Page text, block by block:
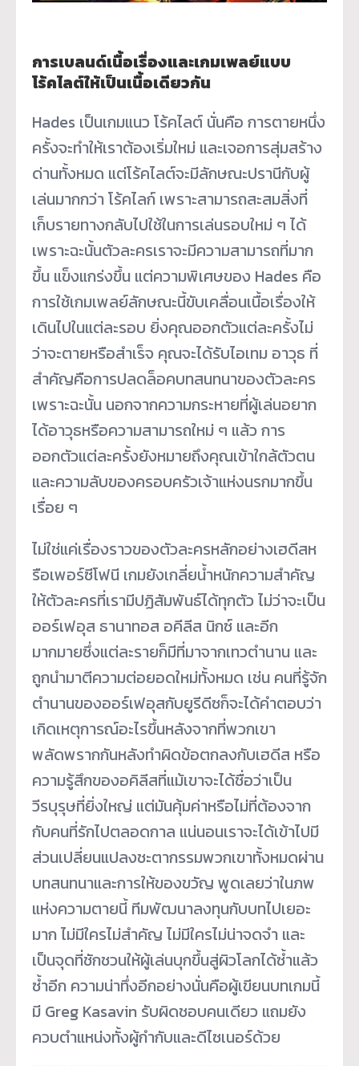
การเบลนด์เนื้อเรื่องและเกมเพลย์แบบ
โร้คไลต์ให้เป็นเนื้อเดียวกัน
Hades เป็นเกมแนว โร้คไลต์ นั่นคือ การตายหนึ่ง
ครั้งจะทำให้เราต้องเริ่มใหม่ และเจอการสุ่มสร้าง
ด่านทั้งหมด แต่โร้คไลต์จะมีลักษณะปรานีกับผู้
เล่นมากกว่า โร้คไลก์ เพราะสามารถสะสมสิ่งที่
เก็บรายทางกลับไปใช้ในการเล่นรอบใหม่ ๆ ได้
เพราะฉะนั้นตัวละครเราจะมีความสามารถที่มาก
ขึ้น แข็งแกร่งขึ้น แต่ความพิเศษของ Hades คือ
การใช้เกมเพลย์ลักษณะนี้ขับเคลื่อนเนื้อเรื่องให้
เดินไปในแต่ละรอบ ยิ่งคุณออกตัวแต่ละครั้งไม่
ว่าจะตายหรือสำเร็จ คุณจะได้รับไอเทม อาวุธ ที่
สำคัญคือการปลดล็อคบทสนทนาของตัวละคร
เพราะฉะนั้น นอกจากความกระหายที่ผู้เล่นอยาก
ได้อาวุธหรือความสามารถใหม่ ๆ แล้ว การ
ออกตัวแต่ละครั้งยังหมายถึงคุณเข้าใกล้ตัวตน
และความลับของครอบครัวเจ้าแห่งนรกมากขึ้น
เรื่อย ๆ
ไม่ใช่แค่เรื่องราวของตัวละครหลักอย่างเฮดีสห
รือเพอร์ซีโฟนี เกมยังเกลี่ยน้ำหนักความสำคัญ
ให้ตัวละครที่เรามีปฏิสัมพันธ์ได้ทุกตัว ไม่ว่าจะเป็น
ออร์เฟอุส ธานาทอส อคีลีส นิกซ์ และอีก
มากมายซึ่งแต่ละรายก็มีที่มาจากเทวตำนาน และ
ถูกนำมาตีความต่อยอดใหม่ทั้งหมด เช่น คนที่รู้จัก
ตำนานของออร์เฟอุสกับยูรีดีซก็จะได้คำตอบว่า
เกิดเหตุการณ์อะไรขึ้นหลังจากที่พวกเขา
พลัดพรากกันหลังทำผิดข้อตกลงกับเฮดีส หรือ
ความรู้สึกของอคิลีสที่แม้เขาจะได้ชื่อว่าเป็น
วีรบุรุษที่ยิ่งใหญ่ แต่มันคุ้มค่าหรือไม่ที่ต้องจาก
กับคนที่รักไปตลอดกาล แน่นอนเราจะได้เข้าไปมี
ส่วนเปลี่ยนแปลงชะตากรรมพวกเขาทั้งหมดผ่าน
บทสนทนาและการให้ของขวัญ พูดเลยว่าในภพ
แห่งความตายนี้ ทีมพัฒนาลงทุนกับบทไปเยอะ
มาก ไม่มีใครไม่สำคัญ ไม่มีใครไม่น่าจดจำ และ
เป็นจุดที่ชักชวนให้ผู้เล่นบุกขึ้นสู่ผิวโลกได้ซ้ำแล้ว
ซ้ำอีก ความน่าทึ่งอีกอย่างนั่นคือผู้เขียนบทเกมนี้
มี Greg Kasavin รับผิดชอบคนเดียว แถมยัง
ควบตำแหน่งทั้งผู้กำกับและดีไซเนอร์ด้วย